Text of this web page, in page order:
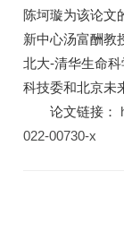
陈坷璇为该论文
新中心汤富酬教
北大-清华生命
科技委和北京未
论文链接：
022-00730-x